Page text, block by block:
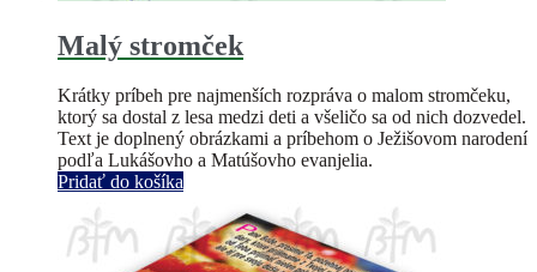
Malý stromček
Krátky príbeh pre najmenších rozpráva o malom stromčeku,
ktorý sa dostal z lesa medzi deti a všeličo sa od nich dozvedel.
Text je doplnený obrázkami a príbehom o Ježišovom narodení
podľa Lukášovho a Matúšovho evanjelia.
Pridať do košíka